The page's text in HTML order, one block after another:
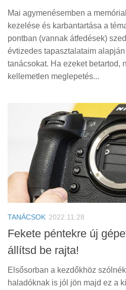
Mai agymenésemben a
kezelése és karbantartása a
pontban (vannak átfedések)
évtizedes tapasztalataim
tanácsokat. Ha ezeket betartod,
kellemetlen meglepetés...
TANÁCSOK 2022.11.28
Fekete péntekre új
állítsd be rajta!
Elsősorban a kezdőkhöz
haladóknak is jól jön majd ez a